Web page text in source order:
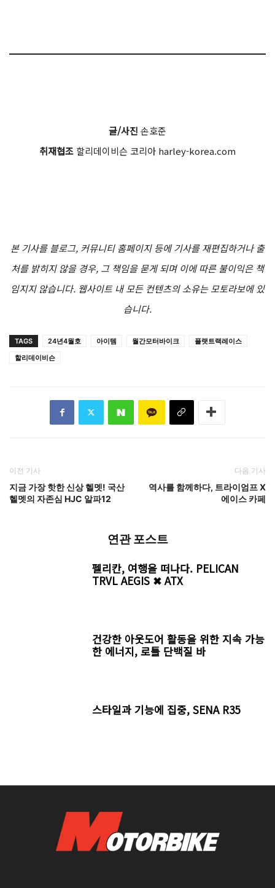
글/사진 손호준
취재협조 할리데이비슨 코리아 harley-korea.com
본 기사를 블로그, 커뮤니티 홈페이지 등에 기사를 재편집하거나 출
처를 밝히지 않을 경우, 그 책임을 묻게 되며 이에 따른 불이익은 책
임지지 않습니다. 웹사이트 내 모든 컨텐츠의 소유는 모토라보에 있
습니다.
TAGS 24년4월호 아이템 월간모터바이크
플랫트랙레이스
할리데이비슨
이전 기사
지금 가장 핫한 신상 헬멧! 국산
헬멧의 자존심 HJC 알파12
다음 기사
역사를 함께하다, 트라이엄프 X
에이스 카페
연관 포스트
펠리칸, 여행을 떠나다. PELICAN
TRVL AEGIS ✖ ATX
건강한 아웃도어 활동을 위한 지속 가능
한 에너지, 로틀 단백질 바
스타일과 기능에 집중, SENA R35